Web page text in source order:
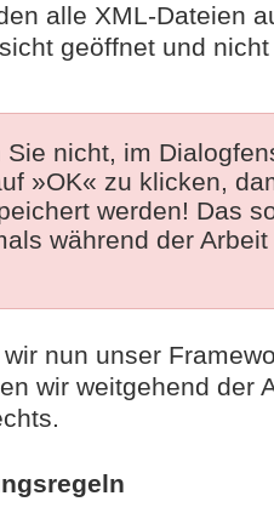
alle XML-Dateien
geöffnet und
Sie nicht, im
»OK« zu klicken,
werden! Das
während der Arbeit
nun unser
wir weitgehend der